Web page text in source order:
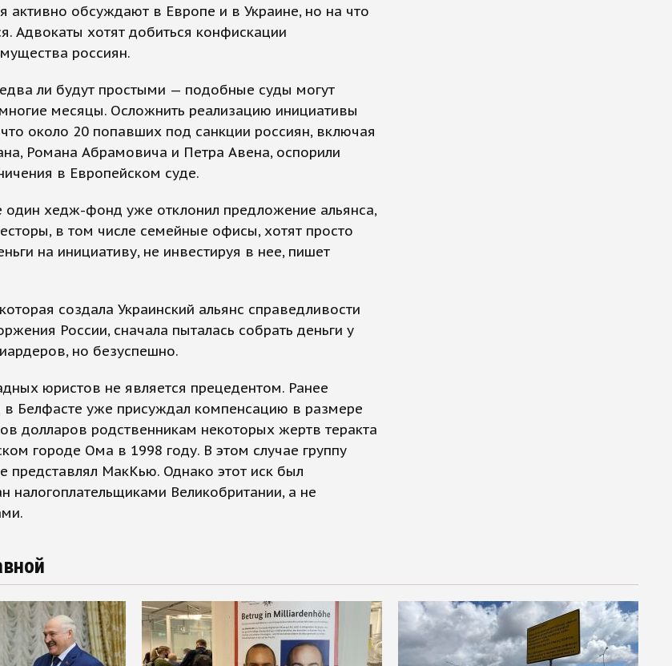
активно обсуждают в Европе и в Украине, но на что
Адвокаты хотят добиться конфискации
россиян.
ли будут простыми — подобные суды могут
многие месяцы. Осложнить реализацию инициативы
около 20 попавших под санкции россиян, включая
Романа Абрамовича и Петра Авена, оспорили
в Европейском суде.
один хедж-фонд уже отклонил предложение альянса,
в том числе семейные офисы, хотят просто
на инициативу, не инвестируя в нее, пишет
создала Украинский альянс справедливости
России, сначала пыталась собрать деньги у
но безуспешно.
юристов не является прецедентом. Ранее
в Белфасте уже присуждал компенсацию в размере
долларов родственникам некоторых жертв теракта
городе Ома в 1998 году. В этом случае группу
представлял МакКью. Однако этот иск был
налогоплательщиками Великобритании, а не